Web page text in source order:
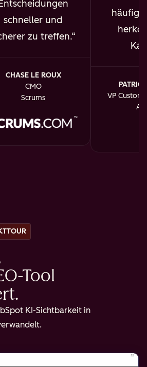
Entscheidungen
schneller und
zu treffen.
CHASE LE ROUX
CMO
Scrums
VP
Tool
KI-Sichtbarkeit in